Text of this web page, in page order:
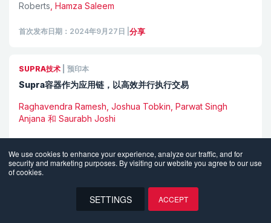
We use cookies to enhance your experience, analyze our traffic, and for
security and marketing purposes. By visiting our website you agree to our use
of cookies.
SETTINGS ACCEPT
Roberts , Hamza Saleem
首次发布日期：2024年9月27日 分享
SUPRA技术 预印本
Supra容器作为应用链，以高效并行执行交易
Raghavendra Ramesh, Joshua Tobkin, Parwat Singh
Anjana 和 Saurabh Joshi
VRaaS：区块链上的可验证随机性服务